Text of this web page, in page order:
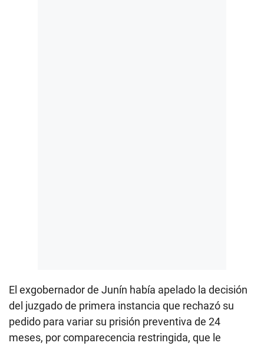
El exgobernador de Junín había apelado la decisión
del juzgado de primera instancia que rechazó su
pedido para variar su prisión preventiva de 24
meses, por comparecencia restringida, que le